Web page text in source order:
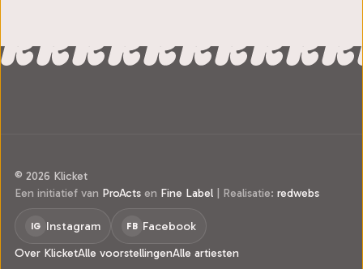
© 2026 Klicket
Een initiatief van ProActs en Fine Label | Realisatie: redwebs
IG Instagram FB Facebook
Over KlicketAlle voorstellingenAlle artiesten